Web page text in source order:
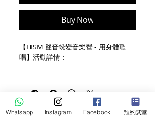
Buy Now
【HISM 聲音蛻變音樂營 - 用身體歌
唱】活動詳情：
時間：
8月8日: 8:00-17:00
8月9日: 9:00-19:00
地點：Dreamlive Event Space,
Whatsapp Instagram Facebook 預約試堂